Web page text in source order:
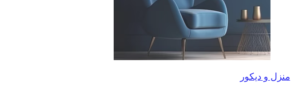
منزل و ديكور